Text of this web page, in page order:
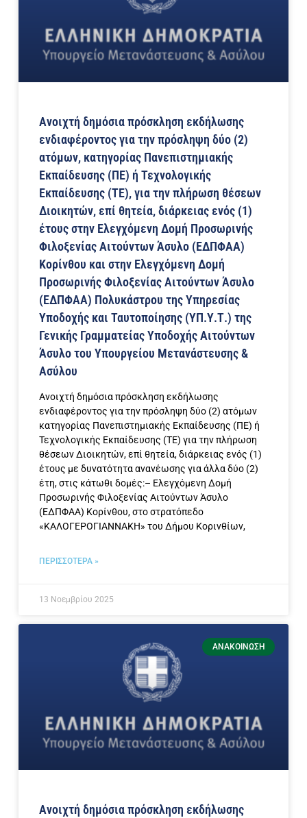
Ανοιχτή δημόσια πρόσκληση εκδήλωσης
ενδιαφέροντος για την πρόσληψη δύο (2)
ατόμων, κατηγορίας Πανεπιστημιακής
Εκπαίδευσης (ΠΕ) ή Τεχνολογικής
Εκπαίδευσης (ΤΕ), για την πλήρωση θέσεων
Διοικητών, επί θητεία, διάρκειας ενός (1)
έτους στην Ελεγχόμενη Δομή Προσωρινής
Φιλοξενίας Αιτούντων Άσυλο (ΕΔΠΦΑΑ)
Κορίνθου και στην Ελεγχόμενη Δομή
Προσωρινής Φιλοξενίας Αιτούντων Άσυλο
(ΕΔΠΦΑΑ) Πολυκάστρου της Υπηρεσίας
Υποδοχής και Ταυτοποίησης (ΥΠ.Υ.Τ.) της
Γενικής Γραμματείας Υποδοχής Αιτούντων
Άσυλο του Υπουργείου Μετανάστευσης &
Ασύλου
Ανοιχτή δημόσια πρόσκληση εκδήλωσης
ενδιαφέροντος για την πρόσληψη δύο (2) ατόμων
κατηγορίας Πανεπιστημιακής Εκπαίδευσης (ΠΕ) ή
Τεχνολογικής Εκπαίδευσης (ΤΕ) για την πλήρωση
θέσεων Διοικητών, επί θητεία, διάρκειας ενός (1)
έτους με δυνατότητα ανανέωσης για άλλα δύο (2)
έτη, στις κάτωθι δομές:– Ελεγχόμενη Δομή
Προσωρινής Φιλοξενίας Αιτούντων Άσυλο
(ΕΔΠΦΑΑ) Κορίνθου, στο στρατόπεδο
«ΚΑΛΟΓΕΡΟΓΙΑΝΝΑΚΗ» του Δήμου Κορινθίων,
ΠΕΡΙΣΣΟΤΕΡΑ »
13 Νοεμβρίου 2025
ΑΝΑΚΟΊΝΩΣΗ
Ανοιχτή δημόσια πρόσκληση εκδήλωσης